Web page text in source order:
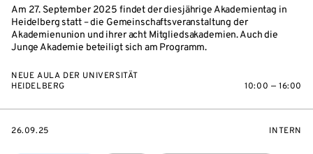
Am 27. September 2025 findet der diesjährige Akademientag in
Heidelberg statt – die Gemeinschaftsveranstaltung der
Akademienunion und ihrer acht Mitgliedsakademien. Auch die
Junge Akademie beteiligt sich am Programm.
NEUE AULA DER UNIVERSITÄT
HEIDELBERG
10:00 — 16:00
EVENTBEGINSON
26.09.25 INTERN